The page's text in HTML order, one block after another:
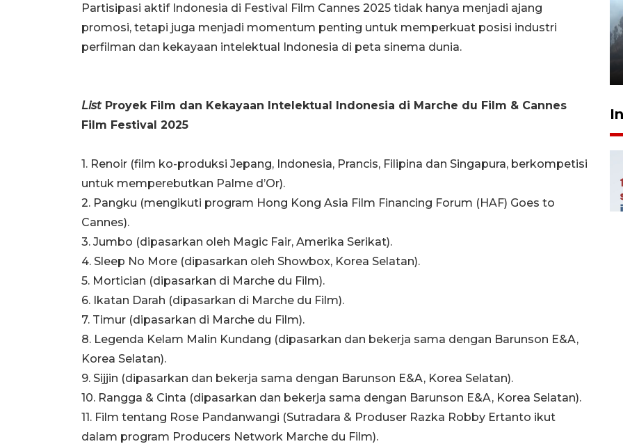
Partisipasi aktif Indonesia di Festival Film Cannes 2025 tidak hanya menjadi ajang
promosi, tetapi juga menjadi momentum penting untuk memperkuat posisi industri
perfilman dan kekayaan intelektual Indonesia di peta sinema dunia.
List Proyek Film dan Kekayaan Intelektual Indonesia di Marche du Film & Cannes
Film Festival 2025
1. Renoir (film ko-produksi Jepang, Indonesia, Prancis, Filipina dan Singapura, berkompetisi
untuk memperebutkan Palme d’Or).
2. Pangku (mengikuti program Hong Kong Asia Film Financing Forum (HAF) Goes to
Cannes).
3. Jumbo (dipasarkan oleh Magic Fair, Amerika Serikat).
4. Sleep No More (dipasarkan oleh Showbox, Korea Selatan).
5. Mortician (dipasarkan di Marche du Film).
6. Ikatan Darah (dipasarkan di Marche du Film).
7. Timur (dipasarkan di Marche du Film).
8. Legenda Kelam Malin Kundang (dipasarkan dan bekerja sama dengan Barunson E&A,
Korea Selatan).
9. Sijjin (dipasarkan dan bekerja sama dengan Barunson E&A, Korea Selatan).
10. Rangga & Cinta (dipasarkan dan bekerja sama dengan Barunson E&A, Korea Selatan).
11. Film tentang Rose Pandanwangi (Sutradara & Produser Razka Robby Ertanto ikut
dalam program Producers Network Marche du Film).
BPBD Jatim kerahkan "Drone
Water Spray" bantu padamkan
kebakaran Bromo